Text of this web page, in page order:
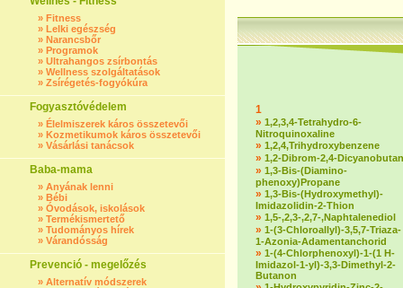
» Fitness
» Lelki egészség
» Narancsbőr
» Programok
» Ultrahangos zsírbontás
» Wellness szolgáltatások
» Zsírégetés-fogyókúra
Fogyasztóvédelem
» Élelmiszerek káros összetevői
» Kozmetikumok káros összetevői
» Vásárlási tanácsok
Baba-mama
» Anyának lenni
» Bébi
» Óvodások, iskolások
» Termékismertető
» Tudományos hírek
» Várandósság
Prevenció - megelőzés
» Alternatív módszerek
1
» 1,2,3,4-Tetrahydro-6-
Nitroquinoxaline
» 1,2,4,Trihydroxybenzene
» 1,2-Dibrom-2,4-Dicyanobutan
» 1,3-Bis-(Diamino-
phenoxy)Propane
» 1,3-Bis-(Hydroxymethyl)-
Imidazolidin-2-Thion
» 1,5-,2,3-,2,7-,Naphtalenediol
» 1-(3-Chloroallyl)-3,5,7-Triaza-
1-Azonia-Adamentanchorid
» 1-(4-Chlorphenoxyl)-1-(1 H-
Imidazol-1-yl)-3,3-Dimethyl-2-
Butanon